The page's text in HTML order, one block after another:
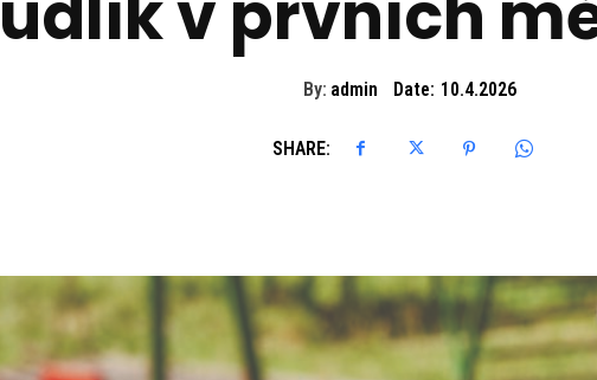
By: admin Date: 10.4.2026
SHARE: